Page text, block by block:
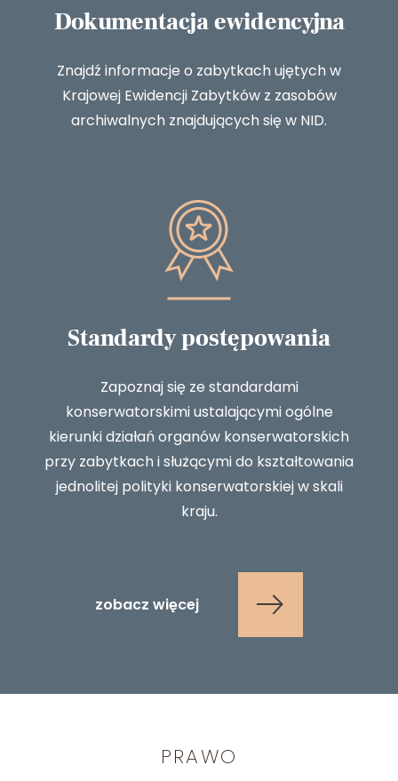
Dokumentacja ewidencyjna
Znajdź informacje o zabytkach ujętych w
Krajowej Ewidencji Zabytków z zasobów
archiwalnych znajdujących się w NID.
Standardy postępowania
Zapoznaj się ze standardami
konserwatorskimi ustalającymi ogólne
kierunki działań organów konserwatorskich
przy zabytkach i służącymi do kształtowania
jednolitej polityki konserwatorskiej w skali
kraju.
zobacz więcej
PRAWO